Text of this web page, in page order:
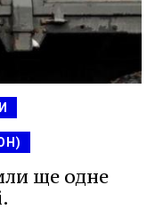
ще одне